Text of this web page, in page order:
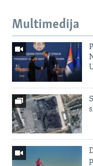
Multimedija